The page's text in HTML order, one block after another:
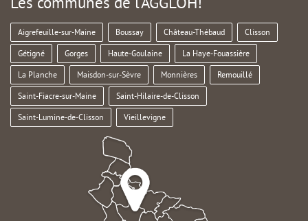
Aigrefeuille-sur-Maine Boussay Château-Thébaud Clisson
Gétigné Gorges Haute-Goulaine La Haye-Fouassière
La Planche Maisdon-sur-Sèvre Monnières Remouillé
Saint-Fiacre-sur-Maine Saint-Hilaire-de-Clisson
Saint-Lumine-de-Clisson Vieillevigne